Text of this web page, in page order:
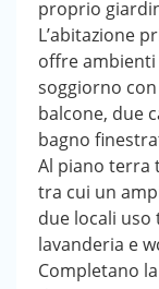
proprio
L’abitazione
offre
soggiorno
balcone, due
bagno
Al piano terra
tra cui un
due locali
lavanderia e
Completano